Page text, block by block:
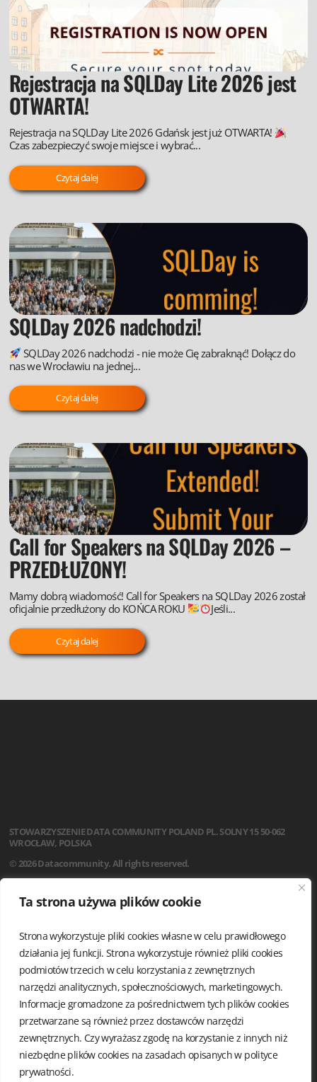
Ta strona używa plików cookie
Strona wykorzystuje pliki cookies własne w celu prawidłowego
działania jej funkcji. Strona wykorzystuje również pliki cookies
podmiotów trzecich w celu korzystania z zewnętrznych
narzędzi analitycznych, społecznościowych, marketingowych.
Informacje gromadzone za pośrednictwem tych plików cookies
przetwarzane są również przez dostawców narzędzi
zewnętrznych. Czy wyrażasz zgodę na korzystanie z innych niż
niezbędne plików cookies na zasadach opisanych w polityce
prywatności.
Rejestracja na SQLDay Lite 2026 jest
OTWARTA!
Rejestracja na SQLDay Lite 2026 Gdańsk jest już OTWARTA!
Czas zabezpieczyć swoje miejsce i wybrać...
Czytaj dalej
SQLDay 2026 nadchodzi!
SQLDay 2026 nadchodzi - nie może Cię zabraknąć! Dołącz do
nas we Wrocławiu na jednej...
Czytaj dalej
Call for Speakers na SQLDay 2026 –
PRZEDŁUŻONY!
Mamy dobrą wiadomość! Call for Speakers na SQLDay 2026 został
oficjalnie przedłużony do KOŃCA ROKU
Jeśli...
Czytaj dalej
STOWARZYSZENIEDATA COMMUNITY POLAND PL. SOLNY 1550-062
WROCŁAW, POLSKA
© 2026 Datacommunity. All rights reserved.
AKTUALNOŚCI
STATUT
REGULAMIN
ZARZĄD I KOMISJA REWIZYJNA
GRUPY LOKALNE
KALENDARIUM
KONTAKT
POLITYKA PRYWATNOŚCI